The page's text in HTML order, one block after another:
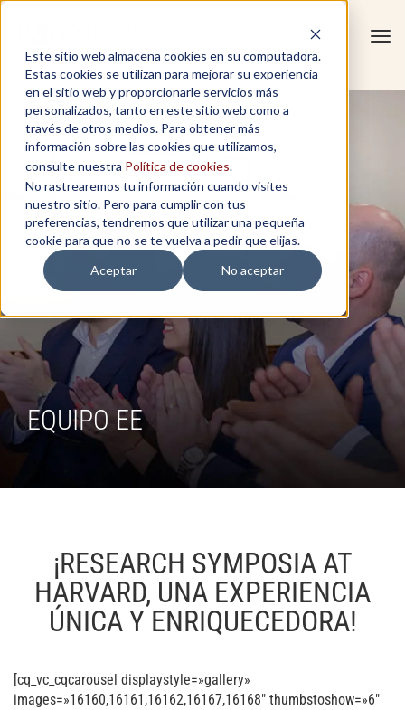
Este sitio web almacena cookies en su computadora.
Estas cookies se utilizan para mejorar su experiencia
en el sitio web y proporcionarle servicios más
personalizados, tanto en este sitio web como a
través de otros medios. Para obtener más
información sobre las cookies que utilizamos,
consulte nuestra Política de cookies.
No rastrearemos tu información cuando visites
nuestro sitio. Pero para cumplir con tus
preferencias, tendremos que utilizar una pequeña
cookie para que no se te vuelva a pedir que elijas.
Aceptar
No aceptar
EQUIPO EE
¡RESEARCH SYMPOSIA AT
HARVARD, UNA EXPERIENCIA
ÚNICA Y ENRIQUECEDORA!
[cq_vc_cqcarousel displaystyle=»gallery»
images=»16160,16161,16162,16167,16168″ thumbstoshow=»6″